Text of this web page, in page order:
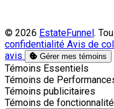
© 2026 EstateFunnel.
confidentialité Avis de
avis
Gérer mes témoins
Activer
Témoins Essentiels
Activer
Témoins de
Activer
Témoins publicitaires
Activer
Témoins de